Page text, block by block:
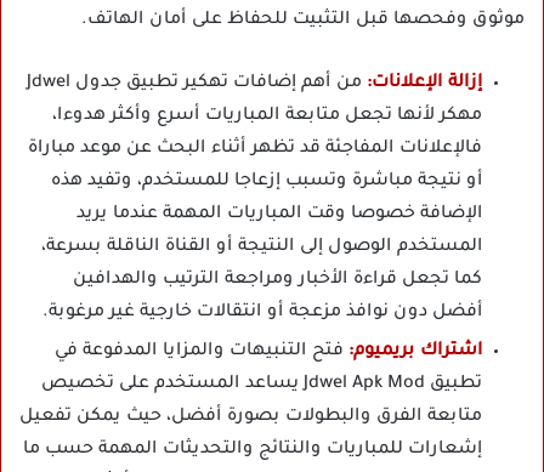
موثوق وفحصها قبل التثبيت للحفاظ على أمان الهاتف.
إزالة الإعلانات:
من أهم إضافات تهكير تطبيق جدول Jdwel
مهكر لأنها تجعل متابعة المباريات أسرع وأكثر هدوءا،
فالإعلانات المفاجئة قد تظهر أثناء البحث عن موعد مباراة
أو نتيجة مباشرة وتسبب إزعاجا للمستخدم، وتفيد هذه
الإضافة خصوصا وقت المباريات المهمة عندما يريد
المستخدم الوصول إلى النتيجة أو القناة الناقلة بسرعة،
كما تجعل قراءة الأخبار ومراجعة الترتيب والهدافين
أفضل دون نوافذ مزعجة أو انتقالات خارجية غير مرغوبة.
اشتراك بريميوم: فتح التنبيهات والمزايا المدفوعة في
تطبيق Jdwel Apk Mod يساعد المستخدم على تخصيص
متابعة الفرق والبطولات بصورة أفضل، حيث يمكن تفعيل
إشعارات للمباريات والنتائج والتحديثات المهمة حسب ما